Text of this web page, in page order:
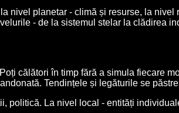
nivel planetar - climă și resurse, la
- de la sistemul stelar la clădirea
călători în timp fără a simula fiecare
Tendințele și legăturile se
La nivel local - entități